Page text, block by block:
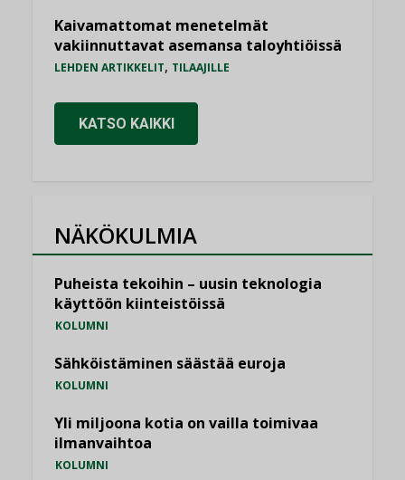
Kaivamattomat menetelmät
vakiinnuttavat asemansa taloyhtiöissä
LEHDEN ARTIKKELIT, TILAAJILLE
KATSO KAIKKI
NÄKÖKULMIA
Puheista tekoihin – uusin teknologia
käyttöön kiinteistöissä
KOLUMNI
Sähköistäminen säästää euroja
KOLUMNI
Yli miljoona kotia on vailla toimivaa
ilmanvaihtoa
KOLUMNI